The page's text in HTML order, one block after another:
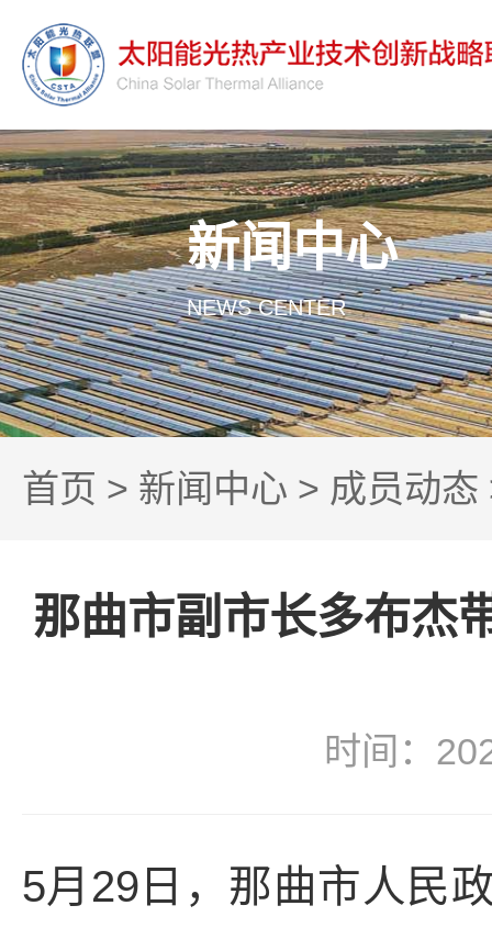
新闻中心
NEWS CENTER
首页 > 新闻中心 > 成员动态
那曲市副市长多布杰
时间：
5月29日，那曲市人民